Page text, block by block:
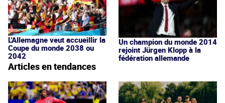
L'Allemagne veut accueillir la
Coupe du monde 2038 ou
2042
Un champion du monde 2014
rejoint Jürgen Klopp à la
fédération allemande
Articles en tendances